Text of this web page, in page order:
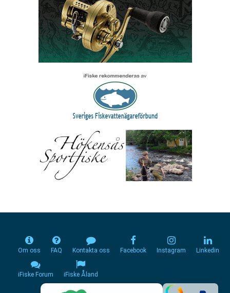
Om oss FAQ Kontakta oss Facebook Instagram Linkedin
iFiske Forum iFiske Åland